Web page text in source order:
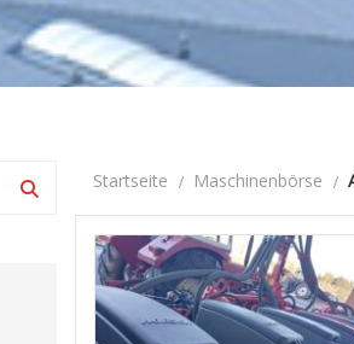
Startseite Maschinenbörse